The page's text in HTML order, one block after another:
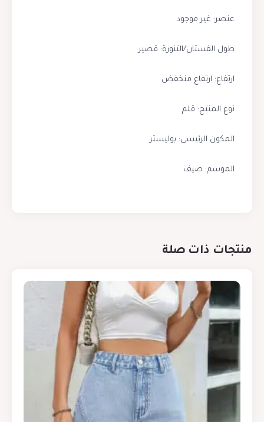
عنصر: غير موجود
طول الفستان/التنورة: قصير
ارتفاع: ارتفاع منخفض
نوع المنتج: قلم
المكون الرئيسي: بوليستر
الموسم: صيف
منتجات ذات صلة